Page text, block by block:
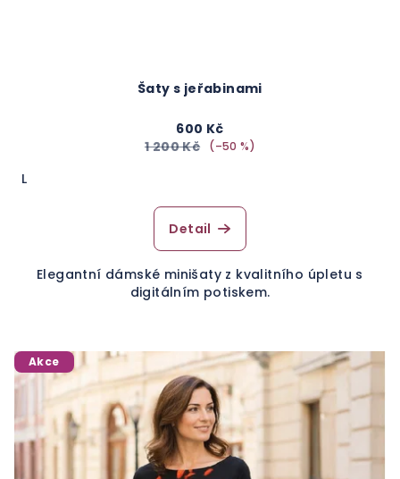
Šaty s jeřabinami
600 Kč
1 200 Kč
(–50 %)
L
Detail
Elegantní dámské minišaty z kvalitního úpletu s
digitálním potiskem.
Akce